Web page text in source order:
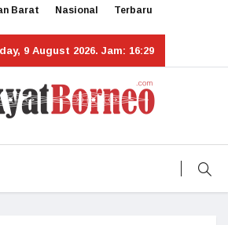
Barat Nasional Terbaru
9 August 2026. Jam: 16:29